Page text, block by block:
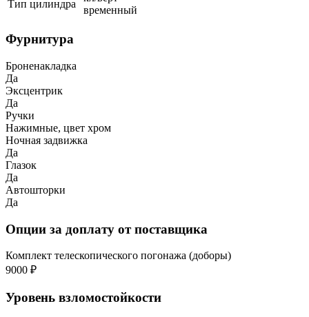
Тип цилиндра
временный
Фурнитура
Броненакладка
Да
Эксцентрик
Да
Ручки
Нажимные, цвет хром
Ночная задвижка
Да
Глазок
Да
Автошторки
Да
Опции за доплату от поставщика
Комплект телескопического погонажа (доборы)
9000 ₽
Уровень взломостойкости